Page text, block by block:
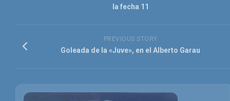
la fecha 11
PREVIOUS STORY
Goleada de la «Juve», en el Alberto Garau